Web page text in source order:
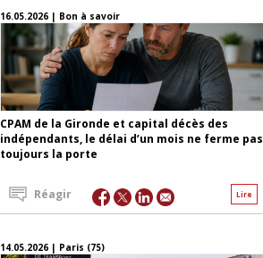
16.05.2026 | Bon à savoir
CPAM de la Gironde et capital décès des
indépendants, le délai d’un mois ne ferme pas
toujours la porte
Lire
Réagir
14.05.2026 | Paris (75)